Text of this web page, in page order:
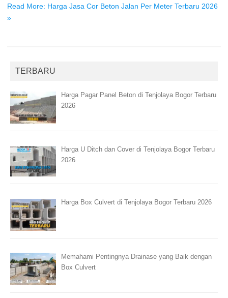
Read More: Harga Jasa Cor Beton Jalan Per Meter Terbaru 2026
»
TERBARU
Harga Pagar Panel Beton di Tenjolaya Bogor Terbaru
2026
Harga U Ditch dan Cover di Tenjolaya Bogor Terbaru
2026
Harga Box Culvert di Tenjolaya Bogor Terbaru 2026
Memahami Pentingnya Drainase yang Baik dengan
Box Culvert